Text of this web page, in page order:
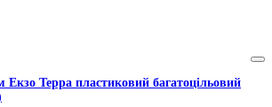
Екзо Терра пластиковий багатоцільовий